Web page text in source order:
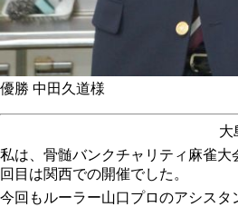
優勝 中田久道様
大
私は、骨髄バンクチャリティ麻雀大
回目は関西での開催でした。
今回もルーラー山口プロのアシスタ